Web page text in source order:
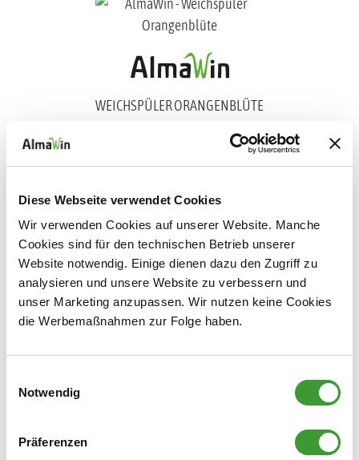
Diese Webseite verwendet Cookies
Wir verwenden Cookies auf unserer Website. Manche
Cookies sind für den technischen Betrieb unserer
Website notwendig. Einige dienen dazu den Zugriff zu
analysieren und unsere Website zu verbessern und
unser Marketing anzupassen. Wir nutzen keine Cookies
die Werbemaßnahmen zur Folge haben.
Notwendig
Präferenzen
WEICHSPÜLER ORANGENBLÜTE
WEICHSPÜLER LAVENDEL